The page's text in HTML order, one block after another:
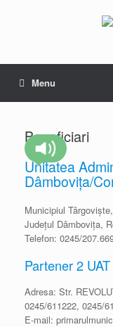
Menu
Beneficiari
Unitatea
Dâmbovița/
Municipiul
Județul Dâmbovița,
Telefon: 0245/
Partener 2
Adresa: Str.
0245/611222, 0245/
E-mail: